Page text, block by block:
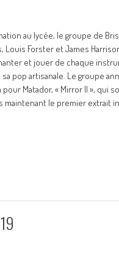
au lycée, le groupe de
Louis Forster et James
et jouer de chaque
pop artisanale. Le groupe
Matador, « Mirror II », qui
maintenant le premier extrait